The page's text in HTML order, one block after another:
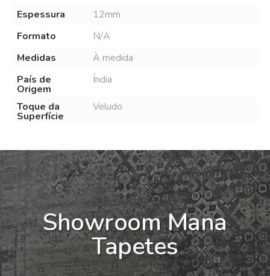
Espessura
12mm
Formato
N/A
Medidas
À medida
País de
Origem
Índia
Toque da
Superfície
Veludo
Showroom Mana
Tapetes